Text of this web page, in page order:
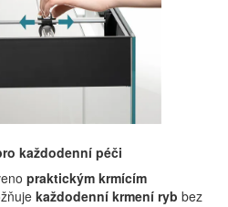
každodenní péči
praktickým krmícím
každodenní krmení ryb bez